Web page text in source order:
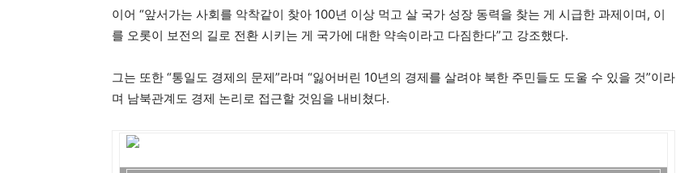
이어 “앞서가는 사회를 악착같이 찾아 100년 이상 먹고 살 국가 성장 동력을 찾는 게 시급한 과제이며, 이
를 오롯이 보전의 길로 전환 시키는 게 국가에 대한 약속이라고 다짐한다”고 강조했다.
그는 또한 “통일도 경제의 문제”라며 “잃어버린 10년의 경제를 살려야 북한 주민들도 도울 수 있을 것”이라
며 남북관계도 경제 논리로 접근할 것임을 내비쳤다.